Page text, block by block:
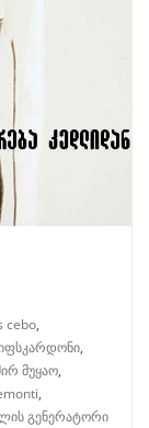
cebo,
,
მუყაო,
,
გენერატორი